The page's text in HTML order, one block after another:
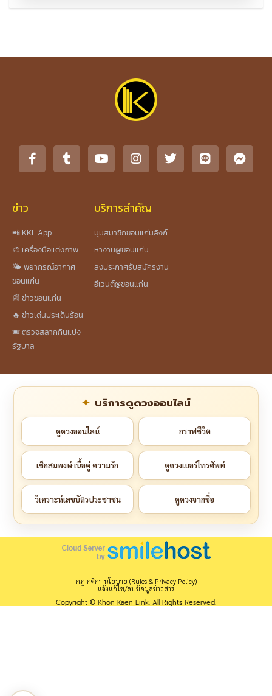
ข่าว
📲 KKL App
🎨 เครื่องมือแต่งภาพ
🌤️ พยากรณ์อากาศ
ขอนแก่น
📰 ข่าวขอนแก่น
🔥 ข่าวเด่นประเด็นร้อน
🎟️ ตรวจสลากกินแบ่ง
รัฐบาล
บริการสำคัญ
มุมสมาชิกขอนแก่นลิงก์
หางาน@ขอนแก่น
ลงประกาศรับสมัครงาน
อีเวนต์@ขอนแก่น
บริการดูดวงออนไลน์
ดูดวงออนไลน์ กราฟชีวิต
เช็กสมพงษ์ เนื้อคู่ ความรัก ดูดวงเบอร์โทรศัพท์
วิเคราะห์เลขบัตรประชาชน ดูดวงจากชื่อ
กฎ กติกา นโยบาย (Rules & Privacy Policy)
แจ้งแก้ไข/ลบข้อมูลข่าวสาร
Copyright © Khon Kaen Link. All Rights Reserved.